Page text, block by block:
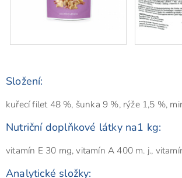
Složení:
kuřecí filet 48 %, šunka 9 %, rýže 1,5 %,
Nutriční doplňkové látky na1 kg:
vitamín E 30 mg, vitamín A 400 m. j.,
Analytické složky: